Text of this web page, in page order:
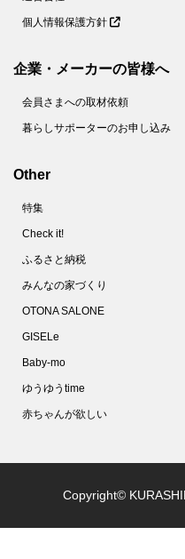
個人情報保護方針
企業・メーカーの皆様へ
会員さまへの取材依頼
暮らしサポーターのお申し込み
Other
特集
Check it!
ふるさと納税
みんなの家づくり
OTONA SALONE
GISELe
Baby-mo
ゆうゆうtime
赤ちゃんが欲しい
Copyright©